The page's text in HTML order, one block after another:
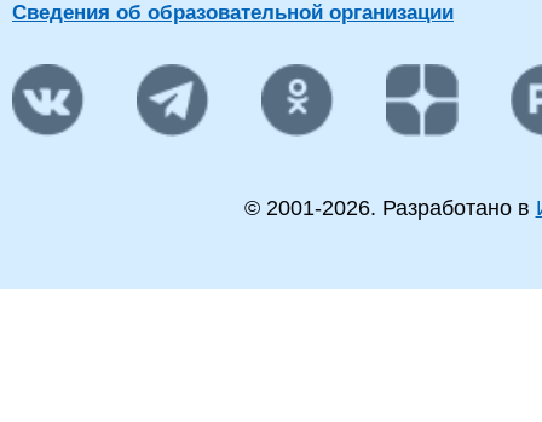
Сведения об образовательной организации
© 2001-2026. Разработано в